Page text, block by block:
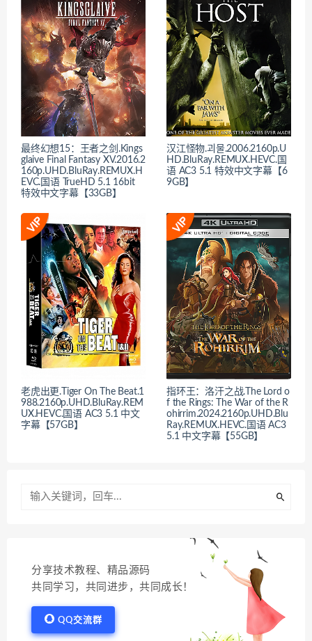
最终幻想15：王者之剑.Kings
glaive Final Fantasy XV.2016.2
160p.UHD.BluRay.REMUX.H
EVC.国语 TrueHD 5.1 16bit
特效中文字幕【33GB】
汉江怪物.괴물.2006.2160p.U
HD.BluRay.REMUX.HEVC.国
语 AC3 5.1 特效中文字幕【6
9GB】
老虎出更.Tiger On The Beat.1
988.2160p.UHD.BluRay.REM
UX.HEVC.国语 AC3 5.1 中文
字幕【57GB】
指环王：洛汗之战.The Lord o
f the Rings: The War of the R
ohirrim.2024.2160p.UHD.Blu
Ray.REMUX.HEVC.国语 AC3
5.1 中文字幕【55GB】
分享技术教程、精品源码
共同学习，共同进步，共同成长！
QQ交流群